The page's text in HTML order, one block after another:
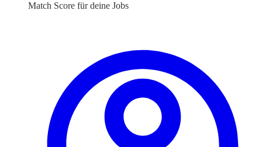
Match Score für deine Jobs